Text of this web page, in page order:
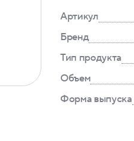
Артикул
Бренд
Тип продукта
Объем
Форма выпуска